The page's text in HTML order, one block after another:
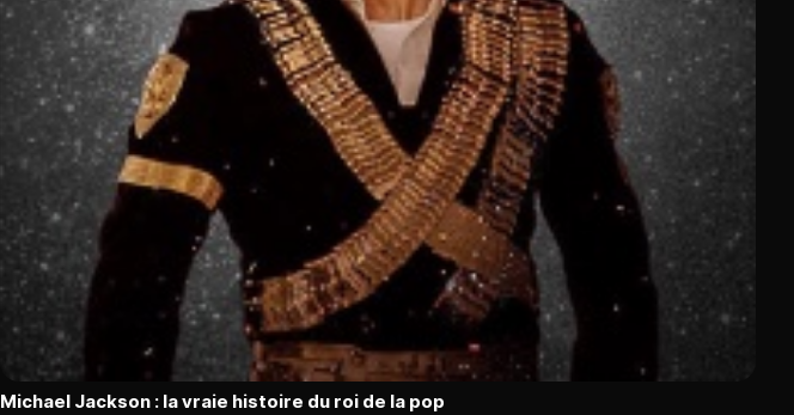
Michael Jackson : la vraie histoire du roi de la pop